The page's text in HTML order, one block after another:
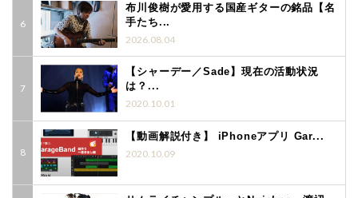
布川俊樹が愛用する国産ギターの銘品【名
手たち...
2026.08.04
【シャーデー／Sade】現在の活動状況
は？...
2020.10.01
【動画解説付き】 iPhoneアプリ Gar...
2020.10.09